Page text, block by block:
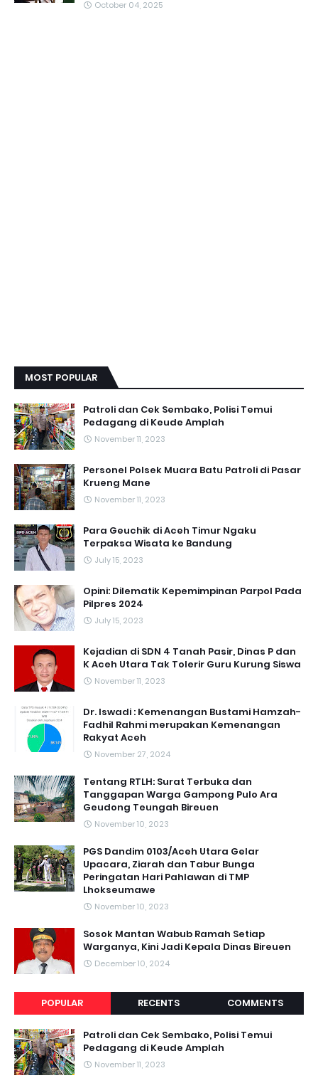
October 04, 2025
MOST POPULAR
Patroli dan Cek Sembako, Polisi Temui
Pedagang di Keude Amplah
November 11, 2023
Personel Polsek Muara Batu Patroli di Pasar
Krueng Mane
November 11, 2023
Para Geuchik di Aceh Timur Ngaku
Terpaksa Wisata ke Bandung
July 15, 2023
Opini: Dilematik Kepemimpinan Parpol Pada
Pilpres 2024
July 15, 2023
Kejadian di SDN 4 Tanah Pasir, Dinas P dan
K Aceh Utara Tak Tolerir Guru Kurung Siswa
November 11, 2023
Dr. Iswadi : Kemenangan Bustami Hamzah-
Fadhil Rahmi merupakan Kemenangan
Rakyat Aceh
November 27, 2024
Tentang RTLH: Surat Terbuka dan
Tanggapan Warga Gampong Pulo Ara
Geudong Teungah Bireuen
November 10, 2023
PGS Dandim 0103/Aceh Utara Gelar
Upacara, Ziarah dan Tabur Bunga
Peringatan Hari Pahlawan di TMP
Lhokseumawe
November 10, 2023
Sosok Mantan Wabub Ramah Setiap
Warganya, Kini Jadi Kepala Dinas Bireuen
December 10, 2024
POPULAR RECENTS COMMENTS
Patroli dan Cek Sembako, Polisi Temui
Pedagang di Keude Amplah
November 11, 2023